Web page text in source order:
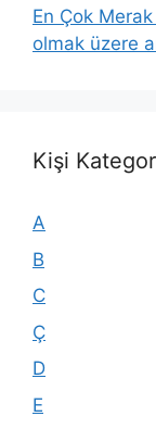
En Çok
olmak üzere
Kişi
A
B
C
Ç
D
E